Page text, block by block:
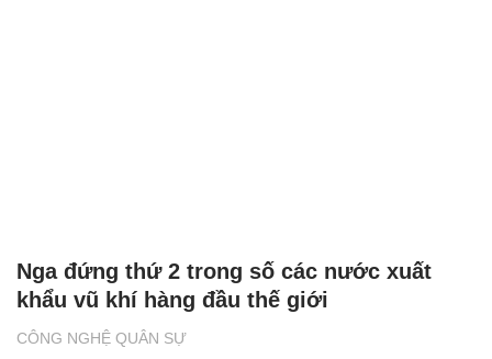
CÔNG NGHỆ QUÂN SỰ
Nga đứng thứ 2 trong số các nước xuất
khẩu vũ khí hàng đầu thế giới